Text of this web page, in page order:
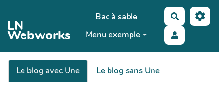
Aller au contenu principal
LN
Webworks
Bac à sable
Menu exemple
Le blog avec Une
Le blog sans Une